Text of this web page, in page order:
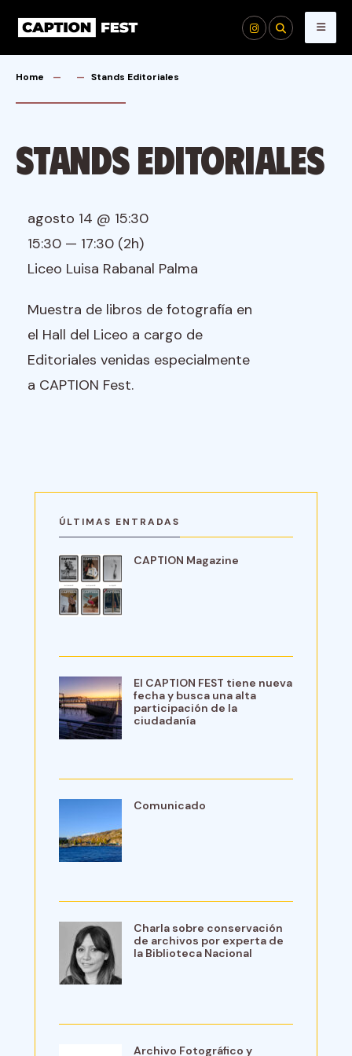
Home Stands Editoriales
Stands Editoriales
Muestra de libros de fotografía en
el Hall del Liceo a cargo de
Editoriales venidas especialmente
a CAPTION Fest.
agosto 14 @ 15:30
15:30 — 17:30 (2h)
Liceo Luisa Rabanal Palma
ÚLTIMAS ENTRADAS
CAPTION Magazine
El CAPTION FEST tiene nueva
fecha y busca una alta
participación de la
ciudadanía
Comunicado
Charla sobre conservación
de archivos por experta de
la Biblioteca Nacional
Archivo Fotográfico y